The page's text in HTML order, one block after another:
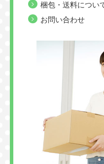
梱包・送料につい
お問い合わせ